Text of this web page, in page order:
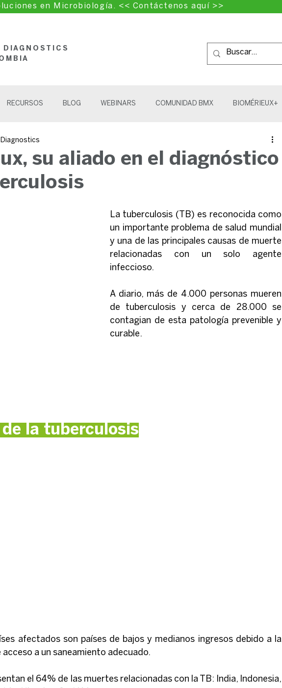
en Microbiología. << Contáctenos aquí >>
RECURSOS BLOG WEBINARS COMUNIDAD BMX BIOMÉRIEUX+
su aliado en el diagnóstico
Diagnostics
La tuberculosis (TB) es reconocida como
un importante problema de salud mundial
y una de las principales causas de muerte
relacionadas con un solo agente
infeccioso.
A diario, más de 4.000 personas mueren
de tuberculosis y cerca de 28.000 se
contagian de esta patología prevenible y
curable.
de la tuberculosis
afectados son países de bajos y medianos ingresos debido a la
a un saneamiento adecuado.
el 64% de las muertes relacionadas con la TB: India, Indonesia,